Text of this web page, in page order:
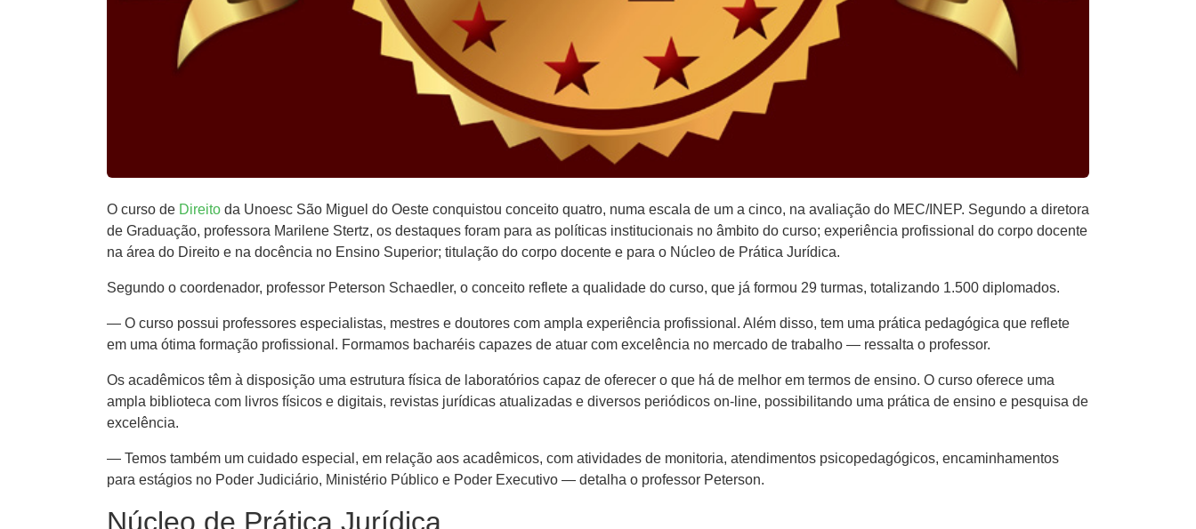
O curso de Direito da Unoesc São Miguel do Oeste conquistou conceito quatro, numa escala de um a cinco, na avaliação do MEC/INEP. Segundo a diretora
de Graduação, professora Marilene Stertz, os destaques foram para as políticas institucionais no âmbito do curso; experiência profissional do corpo docente
na área do Direito e na docência no Ensino Superior; titulação do corpo docente e para o Núcleo de Prática Jurídica.
Segundo o coordenador, professor Peterson Schaedler, o conceito reflete a qualidade do curso, que já formou 29 turmas, totalizando 1.500 diplomados.
— O curso possui professores especialistas, mestres e doutores com ampla experiência profissional. Além disso, tem uma prática pedagógica que reflete
em uma ótima formação profissional. Formamos bacharéis capazes de atuar com excelência no mercado de trabalho — ressalta o professor.
Os acadêmicos têm à disposição uma estrutura física de laboratórios capaz de oferecer o que há de melhor em termos de ensino. O curso oferece uma
ampla biblioteca com livros físicos e digitais, revistas jurídicas atualizadas e diversos periódicos on-line, possibilitando uma prática de ensino e pesquisa de
excelência.
— Temos também um cuidado especial, em relação aos acadêmicos, com atividades de monitoria, atendimentos psicopedagógicos, encaminhamentos
para estágios no Poder Judiciário, Ministério Público e Poder Executivo — detalha o professor Peterson.
Núcleo de Prática Jurídica